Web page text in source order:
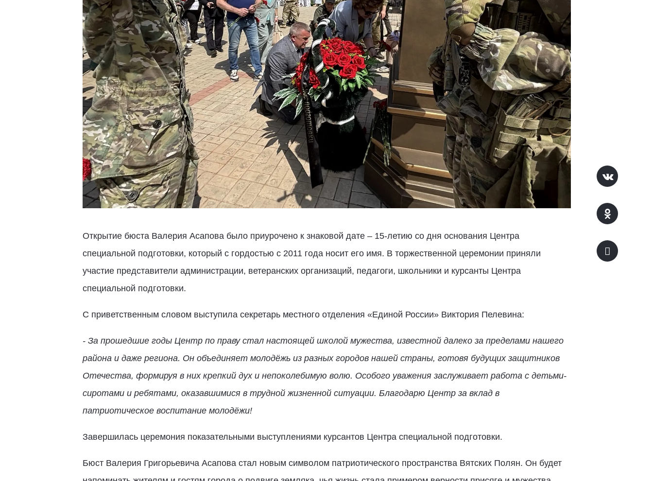
Открытие бюста Валерия Асапова было приурочено к знаковой дате – 15-летию со дня основания Центра
специальной подготовки, который с гордостью с 2011 года носит его имя. В торжественной церемонии приняли
участие представители администрации, ветеранских организаций, педагоги, школьники и курсанты Центра
специальной подготовки.
С приветственным словом выступила секретарь местного отделения «Единой России» Виктория Пелевина:
- За прошедшие годы Центр по праву стал настоящей школой мужества, известной далеко за пределами нашего
района и даже региона. Он объединяет молодёжь из разных городов нашей страны, готовя будущих защитников
Отечества, формируя в них крепкий дух и непоколебимую волю. Особого уважения заслуживает работа с детьми-
сиротами и ребятами, оказавшимися в трудной жизненной ситуации. Благодарю Центр за вклад в
патриотическое воспитание молодёжи!
Завершилась церемония показательными выступлениями курсантов Центра специальной подготовки.
Бюст Валерия Григорьевича Асапова стал новым символом патриотического пространства Вятских Полян. Он будет